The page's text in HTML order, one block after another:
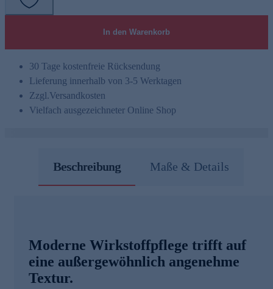
In den Warenkorb
30 Tage kostenfreie Rücksendung
Lieferung innerhalb von 3-5 Werktagen
Zzgl.Versandkosten
Vielfach ausgezeichneter Online Shop
Beschreibung Maße & Details
Moderne Wirkstoffpflege trifft auf
eine außergewöhnlich angenehme
Textur.